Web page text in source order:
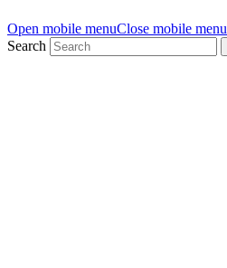
Open mobile menuClose mobile menu
Search